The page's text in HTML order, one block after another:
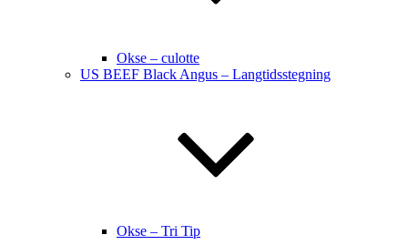
Okse – culotte
US BEEF Black Angus – Langtidsstegning
Okse – Tri Tip